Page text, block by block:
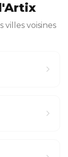
villes voisines